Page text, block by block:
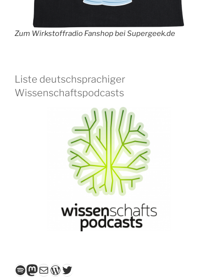
Zum Wirkstoffradio Fanshop bei Supergeek.de
Liste deutschsprachiger
Wissenschaftspodcasts
Spotify
Mastodon
E-MailWordPress
Twitter